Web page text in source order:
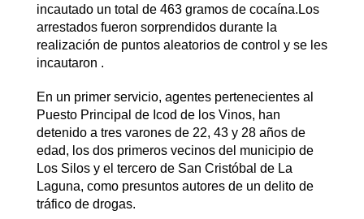
incautado un total de 463 gramos de cocaína.Los
arrestados fueron sorprendidos durante la
realización de puntos aleatorios de control y se les
incautaron .
En un primer servicio, agentes pertenecientes al
Puesto Principal de Icod de los Vinos, han
detenido a tres varones de 22, 43 y 28 años de
edad, los dos primeros vecinos del municipio de
Los Silos y el tercero de San Cristóbal de La
Laguna, como presuntos autores de un delito de
tráfico de drogas.